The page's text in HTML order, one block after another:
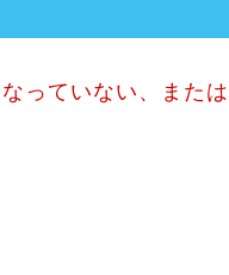
っていない、また